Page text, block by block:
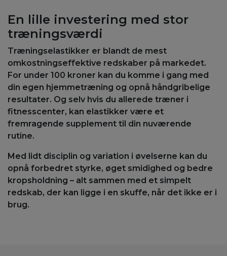
En lille investering med stor
træningsværdi
Træningselastikker er blandt de mest
omkostningseffektive redskaber på markedet.
For under 100 kroner kan du komme i gang med
din egen hjemmetræning og opnå håndgribelige
resultater. Og selv hvis du allerede træner i
fitnesscenter, kan elastikker være et
fremragende supplement til din nuværende
rutine.
Med lidt disciplin og variation i øvelserne kan du
opnå forbedret styrke, øget smidighed og bedre
kropsholdning – alt sammen med et simpelt
redskab, der kan ligge i en skuffe, når det ikke er i
brug.